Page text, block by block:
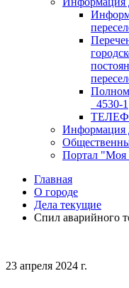
_4530-1
Информация
Портал "Моя
Главная
О городе
Дела текущие
Спил аварийного
23 апреля 2024 г.